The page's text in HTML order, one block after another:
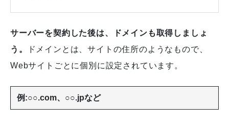
サーバーを契約した後は、ドメインも取得しましょ
う。
ドメインとは、サイトの住所のようなもので、
Webサイトごとに個別に設定されています。
例:○○.com、○○.jpなど